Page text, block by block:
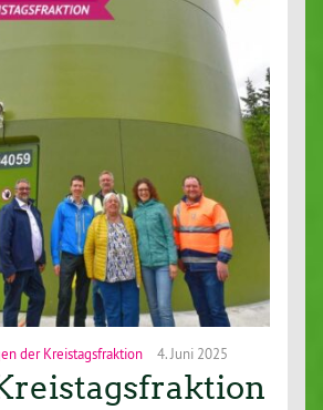
der Kreistagsfraktion 4. Juni 2025